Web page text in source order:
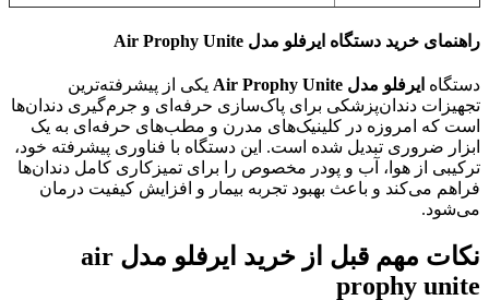
راهنمای خرید دستگاه ایرفلو مدل Air Prophy Unite
دستگاه ایرفلو مدل Air Prophy Unite
یکی از پیشرفته‌ترین
تجهیزات دندان‌پزشکی برای پاک‌سازی حرفه‌ای و جرم‌گیری دندان‌ها
است که امروزه در کلینیک‌های مدرن و مطب‌های حرفه‌ای به یک
ابزار ضروری تبدیل شده است. این دستگاه با فناوری پیشرفته خود،
ترکیبی از هوا، آب و پودر مخصوص را برای تمیزکاری کامل دندان‌ها
فراهم می‌کند و باعث بهبود تجربه بیمار و افزایش کیفیت درمان
می‌شود.
نکات مهم قبل از خرید ایرفلو مدل air
prophy unite